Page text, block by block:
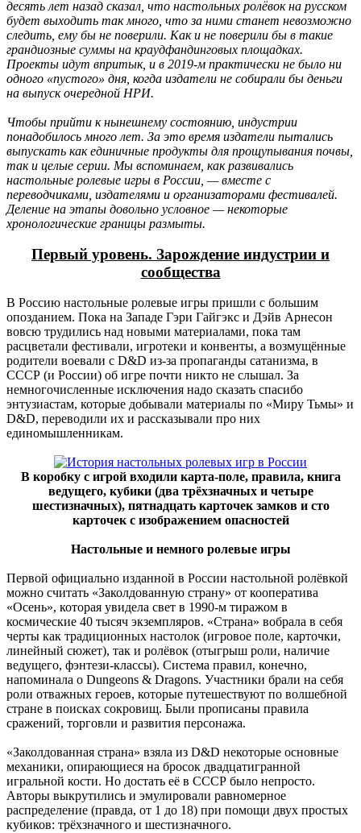
десять лет назад сказал, что настольных ролёвок на русском
будет выходить так много, что за ними станет невозможно
следить, ему бы не поверили. Как и не поверили бы в такие
грандиозные суммы на краудфандинговых площадках.
Проекты идут впритык, и в 2019-м практически не было ни
одного «пустого» дня, когда издатели не собирали бы деньги
на выпуск очередной НРИ.
Чтобы прийти к нынешнему состоянию, индустрии
понадобилось много лет. За это время издатели пытались
выпускать как единичные продукты для прощупывания почвы,
так и целые серии. Мы вспоминаем, как развивались
настольные ролевые игры в России, — вместе с
переводчиками, издателями и организаторами фестивалей.
Деление на этапы довольно условное — некоторые
хронологические границы размыты.
Первый уровень. Зарождение индустрии и
сообщества
В Россию настольные ролевые игры пришли с большим
опозданием. Пока на Западе Гэри Гайгэкс и Дэйв Арнесон
вовсю трудились над новыми материалами, пока там
расцветали фестивали, игротеки и конвенты, а возмущённые
родители воевали с D&D из-за пропаганды сатанизма, в
СССР (и России) об игре почти никто не слышал. За
немногочисленные исключения надо сказать спасибо
энтузиастам, которые добывали материалы по «Миру Тьмы» и
D&D, переводили их и рассказывали про них
единомышленникам.
В коробку с игрой входили карта-поле, правила, книга
ведущего, кубики (два трёхзначных и четыре
шестизначных), пятнадцать карточек замков и сто
карточек с изображением опасностей
Настольные и немного ролевые игры
Первой официально изданной в России настольной ролёвкой
можно считать «Заколдованную страну» от кооператива
«Осень», которая увидела свет в 1990-м тиражом в
космические 40 тысяч экземпляров. «Страна» вобрала в себя
черты как традиционных настолок (игровое поле, карточки,
линейный сюжет), так и ролёвок (отыгрыш роли, наличие
ведущего, фэнтези-классы). Система правил, конечно,
напоминала о Dungeons & Dragons. Участники брали на себя
роли отважных героев, которые путешествуют по волшебной
стране в поисках сокровищ. Были прописаны правила
сражений, торговли и развития персонажа.
«Заколдованная страна» взяла из D&D некоторые основные
механики, опирающиеся на бросок двадцатигранной
игральной кости. Но достать её в СССР было непросто.
Авторы выкрутились и эмулировали равномерное
распределение (правда, от 1 до 18) при помощи двух простых
кубиков: трёхзначного и шестизначного.